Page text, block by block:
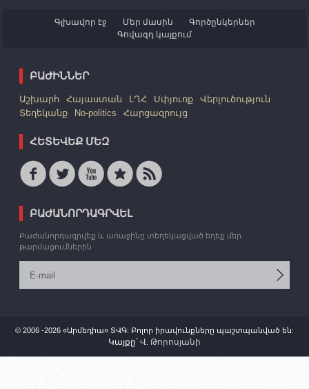
Գլխավոր էջ Մեր մասին
Գործընկերներ
Գովազդ կայքում
ԲԱԺԻՆՆԵՐ
Աշխարհ Հայաստան ԼՂՀ Սփյուռք
Վերլուծություն
Տեղեկանք
No-politics Հարցազրույց
ՀԵՏԵՎԵՔ ՄԵԶ
ԲԱԺԱՆՈՐԴԱԳՐՎԵԼ
Բաժանորդագրվեք և առաջինը տեղեկացված եղեք մեր
թարմացումներին
© 2006 -2026 «Արմեդիա» ՏՎԳ: Բոլոր իրավունքները պաշտպանված են:
Կայքը՝ Վ. Թորոսյանի